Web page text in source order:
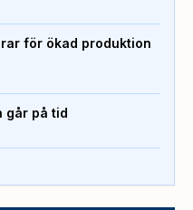
för ökad produktion
går på tid